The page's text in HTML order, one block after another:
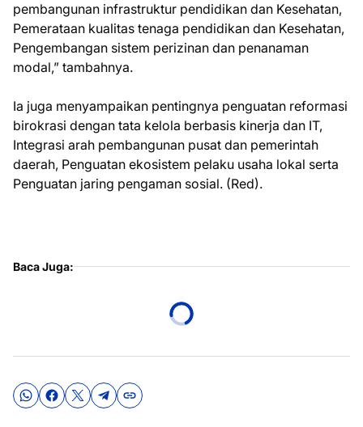
pembangunan infrastruktur pendidikan dan Kesehatan,
Pemerataan kualitas tenaga pendidikan dan Kesehatan,
Pengembangan sistem perizinan dan penanaman
modal,” tambahnya.
Ia juga menyampaikan pentingnya penguatan reformasi
birokrasi dengan tata kelola berbasis kinerja dan IT,
Integrasi arah pembangunan pusat dan pemerintah
daerah, Penguatan ekosistem pelaku usaha lokal serta
Penguatan jaring pengaman sosial. (Red).
Baca Juga: